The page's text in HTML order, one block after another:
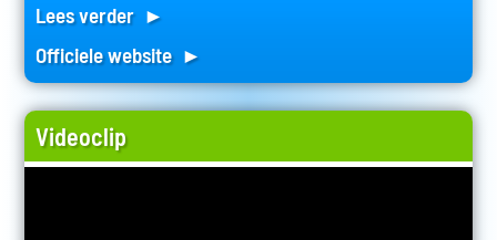
Lees verder ►
Officiele website ►
Videoclip